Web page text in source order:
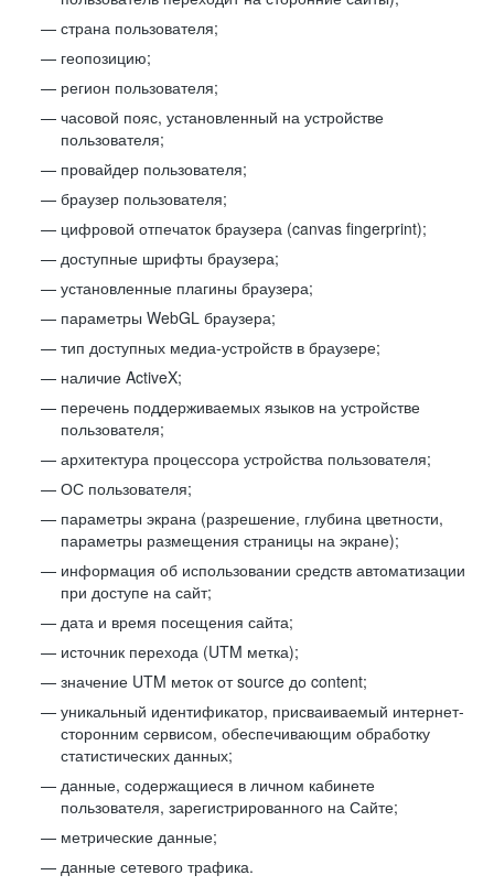
страна пользователя;
геопозицию;
регион пользователя;
часовой пояс, установленный на устройстве
пользователя;
провайдер пользователя;
браузер пользователя;
цифровой отпечаток браузера (canvas fingerprint);
доступные шрифты браузера;
установленные плагины браузера;
параметры WebGL браузера;
тип доступных медиа-устройств в браузере;
наличие ActiveX;
перечень поддерживаемых языков на устройстве
пользователя;
архитектура процессора устройства пользователя;
ОС пользователя;
параметры экрана (разрешение, глубина цветности,
параметры размещения страницы на экране);
информация об использовании средств автоматизации
при доступе на сайт;
дата и время посещения сайта;
источник перехода (UTM метка);
значение UTM меток от source до content;
уникальный идентификатор, присваиваемый интернет-
сторонним сервисом, обеспечивающим обработку
статистических данных;
данные, содержащиеся в личном кабинете
пользователя, зарегистрированного на Сайте;
метрические данные;
данные сетевого трафика.